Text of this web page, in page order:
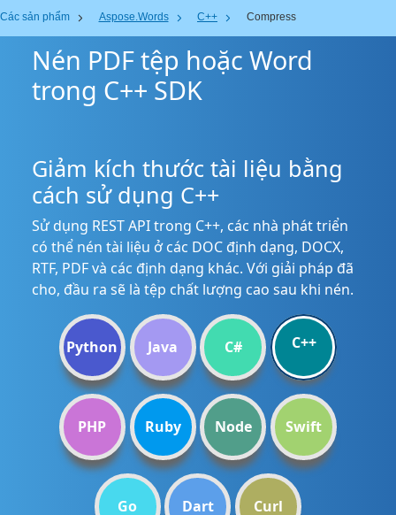
Các sản phẩm Aspose.Words C++ Compress
Nén PDF tệp hoặc Word
trong C++ SDK
Giảm kích thước tài liệu bằng
cách sử dụng C++
Sử dụng REST API trong C++, các nhà phát triển
có thể nén tài liệu ở các DOC định dạng, DOCX,
RTF, PDF và các định dạng khác. Với giải pháp đã
cho, đầu ra sẽ là tệp chất lượng cao sau khi nén.
Python Java C# C++
PHP Ruby Node Swift
Go Dart Curl